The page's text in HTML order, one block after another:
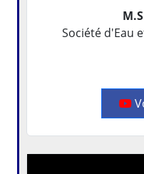
Société d'Eau